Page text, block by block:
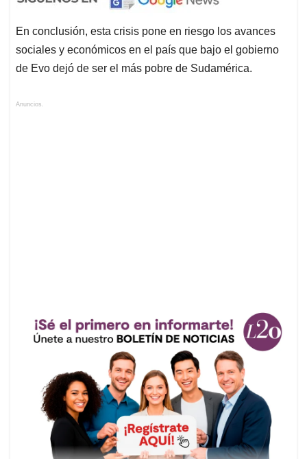
En conclusión, esta crisis pone en riesgo los avances
sociales y económicos en el país que bajo el gobierno
de Evo dejó de ser el más pobre de Sudamérica.
Anuncios.